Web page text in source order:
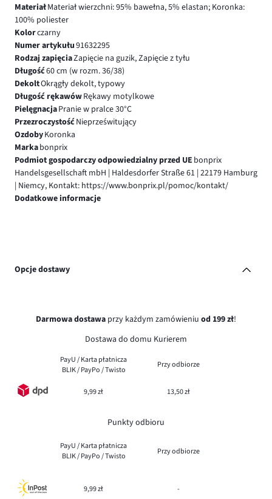
MateriałMateriał wierzchni: 95% bawełna, 5% elastan; Koronka:
100% poliester
Kolorczarny
Numer artykułu91632295
Rodzaj zapięciaZapięcie na guzik, Zapięcie z tyłu
Długość60 cm (w rozm. 36/38)
DekoltOkrągły dekolt, typowy
Długość rękawówRękawy motylkowe
PielęgnacjaPranie w pralce 30°C
PrzezroczystośćNieprześwitujący
OzdobyKoronka
Markabonprix
Podmiot gospodarczy odpowiedzialny przed UE bonprix
Handelsgesellschaft mbH | Haldesdorfer Straße 61 | 22179 Hamburg
| Niemcy, Kontakt: https://www.bonprix.pl/pomoc/kontakt/
Dodatkowe informacje
Opcje dostawy
Darmowa dostawa przy każdym zamówieniu od 199 zł!
Dostawa do domu Kurierem
PayU / Karta płatnicza
BLIK / PayPo / Twisto
Przy odbiorze
9,99 zł 13,50 zł
Punkty odbioru
PayU / Karta płatnicza
BLIK / PayPo / Twisto
Przy odbiorze
9,99 zł -